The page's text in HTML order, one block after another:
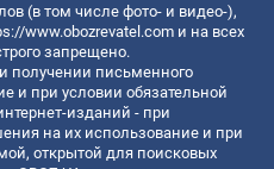
(в том числе фото- и видео-),
www.obozrevatel.com и на всех
запрещено.
получении письменного
и при условии обязательной
изданий - при
на их использование и при
открытой для поисковых